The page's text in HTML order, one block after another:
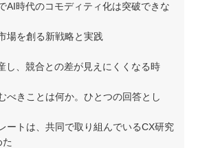
時代のコモディティ化は突破できな
場を創る新戦略と実践
し、競合との差が見えにくくなる時
べきことは何か。ひとつの回答とし
ートは、共同で取り組んでいるCX研究